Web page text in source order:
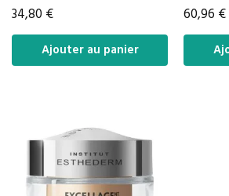
34,80 €
Ajouter au panier
60,96 €